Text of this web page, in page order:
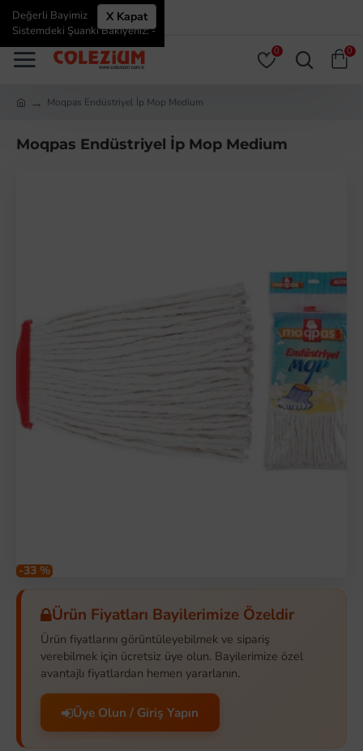
ÜYE GIRIŞI ÜYE OL
0 0
X Kapat
Değerli Bayimiz
Sistemdeki Şuanki Bakiyeniz: -
Moqpas Endüstriyel İp Mop Medium
Moqpas Endüstriyel İp Mop Medium
-33 %
Ürün Fiyatları Bayilerimize Özeldir
Ürün fiyatlarını görüntüleyebilmek ve sipariş
verebilmek için ücretsiz üye olun. Bayilerimize özel
avantajlı fiyatlardan hemen yararlanın.
Üye Olun / Giriş Yapın